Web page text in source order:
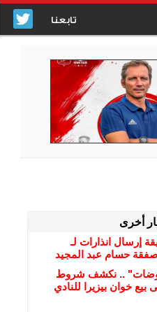
تابعنا
أخرى
إرسال انذارات لـ
حسام عبد المجيد
.. نكشف شروط
بيع خوان بيزيرا للنادي